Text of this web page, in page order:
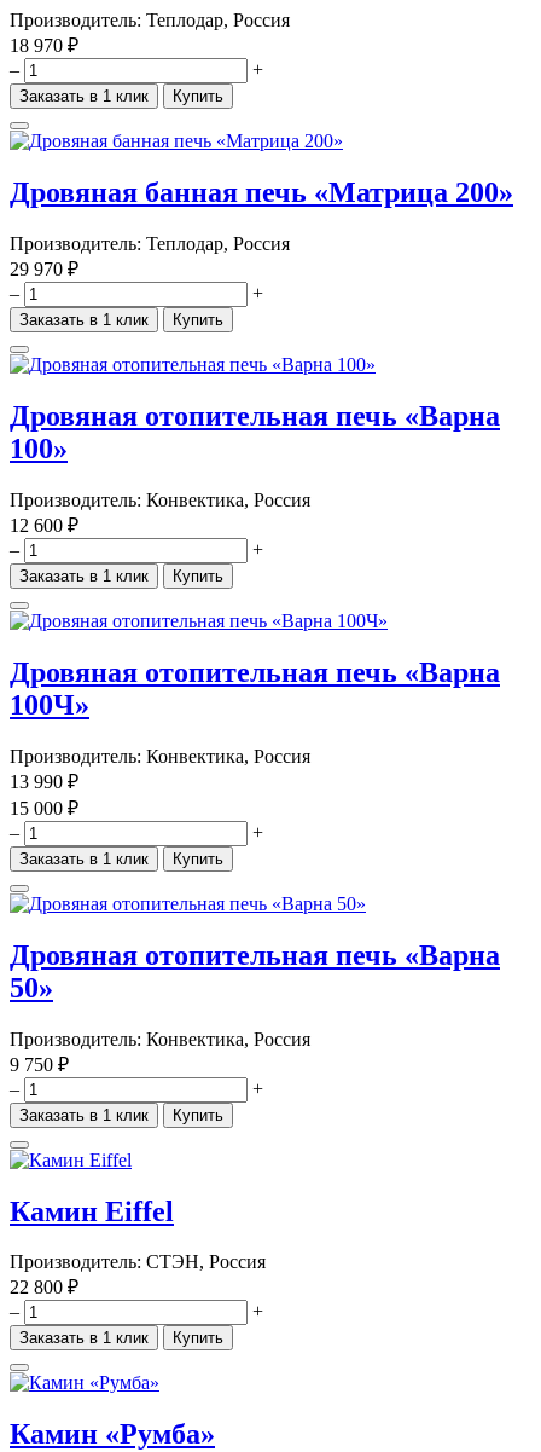
Производитель: Теплодар, Россия
18 970 ₽
–
+
Заказать в 1 клик Купить
Дровяная банная печь «Матрица 200»
Производитель: Теплодар, Россия
29 970 ₽
–
+
Заказать в 1 клик Купить
Дровяная отопительная печь «Варна
100»
Производитель: Конвектика, Россия
12 600 ₽
–
+
Заказать в 1 клик Купить
Дровяная отопительная печь «Варна
100Ч»
Производитель: Конвектика, Россия
13 990 ₽
15 000 ₽
–
+
Заказать в 1 клик Купить
Дровяная отопительная печь «Варна
50»
Производитель: Конвектика, Россия
9 750 ₽
–
+
Заказать в 1 клик Купить
Камин Eiffel
Производитель: СТЭН, Россия
22 800 ₽
–
+
Заказать в 1 клик Купить
Камин «Румба»